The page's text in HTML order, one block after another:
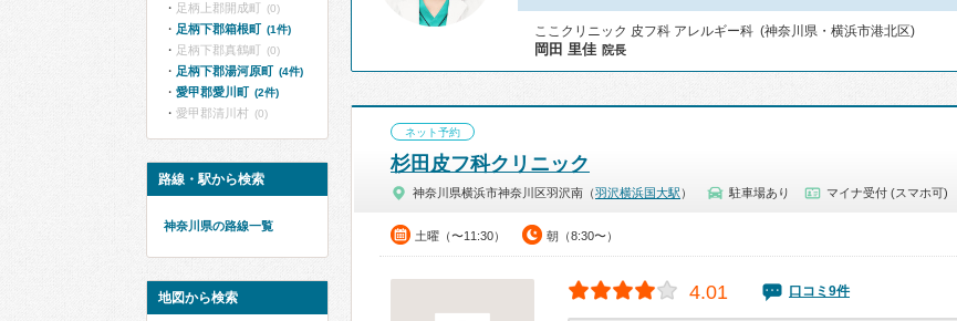
ここクリニック 皮フ科 アレルギー科 (神奈川県・横浜市港北区)
岡田 里佳 院長
ネット予約
杉田皮フ科クリニック
神奈川県横浜市神奈川区羽沢南（羽沢横浜国大駅 ） 駐車場あり マイナ受付 (スマホ可)
土曜（〜11:30） 朝（8:30〜）
4.01 口コミ9件
足柄上郡開成町 (0)
足柄下郡箱根町 (1件)
足柄下郡真鶴町 (0)
足柄下郡湯河原町 (4件)
愛甲郡愛川町 (2件)
愛甲郡清川村 (0)
路線・駅から検索
神奈川県の路線一覧
地図から検索